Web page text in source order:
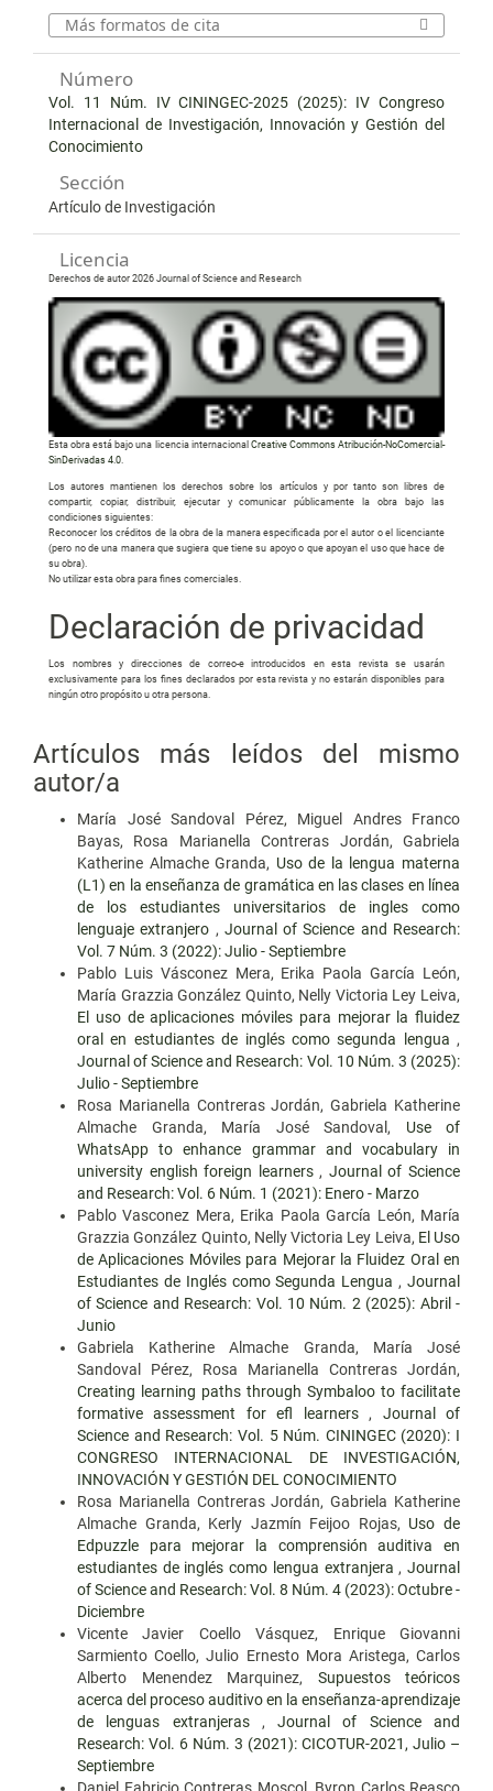
Más formatos de cita
Número
Vol. 11 Núm. IV CININGEC-2025 (2025): IV Congreso
Internacional de Investigación, Innovación y Gestión del
Conocimiento
Sección
Artículo de Investigación
Licencia
Derechos de autor 2026 Journal of Science and Research
Esta obra está bajo una licencia internacionalCreative Commons Atribución-NoComercial-
SinDerivadas 4.0
Los autores mantienen los derechos sobre los artículos y por tanto son libres de
compartir, copiar, distribuir, ejecutar y comunicar públicamente la obra bajo las
condiciones siguientes:
Reconocer los créditos de la obra de la manera especificada por el autor o el licenciante
(pero no de una manera que sugiera que tiene su apoyo o que apoyan el uso que hace de
su obra).
No utilizar esta obra para fines comerciales.
Declaración de privacidad
Los nombres y direcciones de correo-e introducidos en esta revista se usarán
exclusivamente para los fines declarados por esta revista y no estarán disponibles para
ningún otro propósito u otra persona.
Artículos más leídos del mismo
autor/a
María José Sandoval Pérez, Miguel Andres Franco
Bayas, Rosa Marianella Contreras Jordán, Gabriela
Katherine Almache Granda, Uso de la lengua materna
(L1) en la enseñanza de gramática en las clases en línea
de los estudiantes universitarios de ingles como
lenguaje extranjero , Journal of Science and Research:
Vol. 7 Núm. 3 (2022): Julio - Septiembre
Pablo Luis Vásconez Mera, Erika Paola García León,
María Grazzia González Quinto, Nelly Victoria Ley Leiva,
El uso de aplicaciones móviles para mejorar la fluidez
oral en estudiantes de inglés como segunda lengua ,
Journal of Science and Research: Vol. 10 Núm. 3 (2025):
Julio - Septiembre
Rosa Marianella Contreras Jordán, Gabriela Katherine
Almache Granda, María José Sandoval, Use of
WhatsApp to enhance grammar and vocabulary in
university english foreign learners , Journal of Science
and Research: Vol. 6 Núm. 1 (2021): Enero - Marzo
Pablo Vasconez Mera, Erika Paola García León, María
Grazzia González Quinto, Nelly Victoria Ley Leiva, El Uso
de Aplicaciones Móviles para Mejorar la Fluidez Oral en
Estudiantes de Inglés como Segunda Lengua ,Journal
of Science and Research: Vol. 10 Núm. 2 (2025): Abril -
Junio
Gabriela Katherine Almache Granda, María José
Sandoval Pérez, Rosa Marianella Contreras Jordán,
Creating learning paths through Symbaloo to facilitate
formative assessment for efl learners , Journal of
Science and Research: Vol. 5 Núm. CININGEC (2020): I
CONGRESO INTERNACIONAL DE INVESTIGACIÓN,
INNOVACIÓN Y GESTIÓN DEL CONOCIMIENTO
Rosa Marianella Contreras Jordán, Gabriela Katherine
Almache Granda, Kerly Jazmín Feijoo Rojas, Uso de
Edpuzzle para mejorar la comprensión auditiva en
estudiantes de inglés como lengua extranjera ,Journal
of Science and Research: Vol. 8 Núm. 4 (2023): Octubre -
Diciembre
Vicente Javier Coello Vásquez, Enrique Giovanni
Sarmiento Coello, Julio Ernesto Mora Aristega, Carlos
Alberto Menendez Marquinez, Supuestos teóricos
acerca del proceso auditivo en la enseñanza-aprendizaje
de lenguas extranjeras ,Journal of Science and
Research: Vol. 6 Núm. 3 (2021): CICOTUR-2021, Julio –
Septiembre